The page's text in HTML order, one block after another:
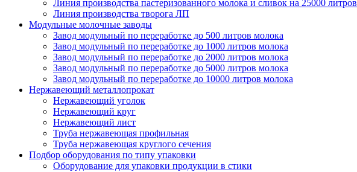
Линия производства пастеризованного молока и сливок на 25000 литров
Линия производства творога ЛП
Модульные молочные заводы
Завод модульный по переработке до 500 литров молока
Завод модульный по переработке до 1000 литров молока
Завод модульный по переработке до 2000 литров молока
Завод модульный по переработке до 5000 литров молока
Завод модульный по переработке до 10000 литров молока
Нержавеющий металлопрокат
Нержавеющий уголок
Нержавеющий круг
Нержавеющий лист
Труба нержавеющая профильная
Труба нержавеющая круглого сечения
Подбор оборудования по типу упаковки
Оборудование для упаковки продукции в стики